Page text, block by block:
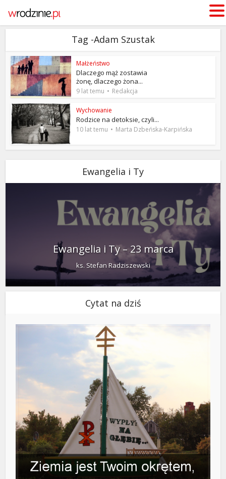
Tag -Adam Szustak
Małżeństwo
Dlaczego mąż zostawia
żonę, dlaczego żona...
9 lat temu Redakcja
Wychowanie
Rodzice na detoksie, czyli...
10 lat temu Marta Dzbeńska-Karpińska
Ewangelia i Ty
Ewangelia i Ty – 23 marca
ks. Stefan Radziszewski
Cytat na dziś